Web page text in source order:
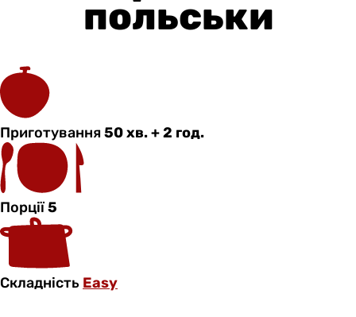
польськи
Приготування50 хв. + 2 год.
Порції5
Складність Easy